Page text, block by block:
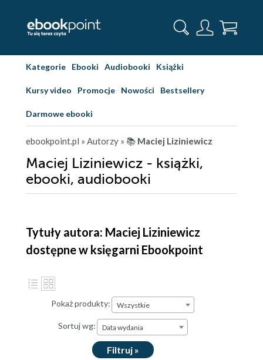
Kategorie Ebooki Audiobooki Książki
Kursy video Promocje Nowości Bestsellery
Darmowe ebooki
ebookpoint.pl » Autorzy » 📚 Maciej Liziniewicz
Maciej Liziniewicz - książki,
ebooki, audiobooki
Tytuły autora: Maciej Liziniewicz
dostępne w księgarni Ebookpoint
Pokaż produkty: Wszystkie
Sortuj wg: Data wydania
Filtruj »